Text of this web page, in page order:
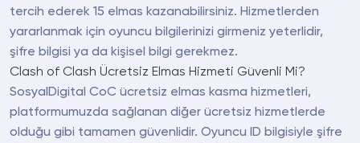
tercih ederek 15 elmas kazanabilirsiniz. Hizmetlerden
yararlanmak için oyuncu bilgilerinizi girmeniz yeterlidir,
şifre bilgisi ya da kişisel bilgi gerekmez.
Clash of Clash Ücretsiz Elmas Hizmeti Güvenli Mi?
SosyalDigital CoC ücretsiz elmas kasma hizmetleri,
platformumuzda sağlanan diğer ücretsiz hizmetlerde
olduğu gibi tamamen güvenlidir. Oyuncu ID bilgisiyle şifre